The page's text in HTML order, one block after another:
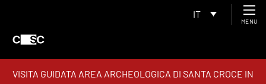
IT
MENU
VISITA GUIDATA AREA ARCHEOLOGICA DI SANTA CROCE IN